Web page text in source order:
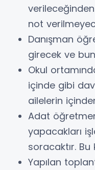
not
Danışman
girecek ve
Okul
içinde gibi
ailelerin
Adat
yapacakları
soracaktır.
Yapılan